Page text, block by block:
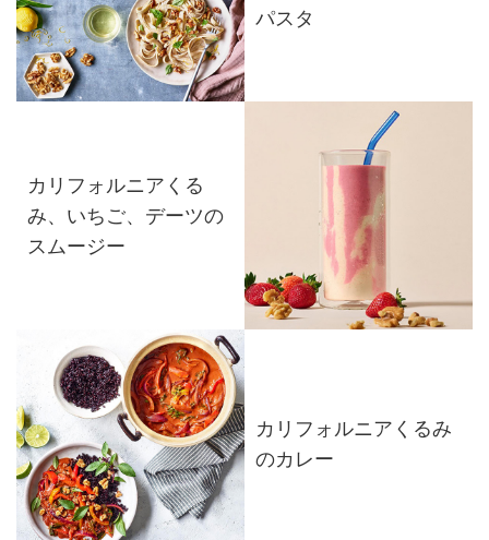
パスタ
カリフォルニアくる
み、いちご、デーツの
スムージー
カリフォルニアくるみ
のカレー